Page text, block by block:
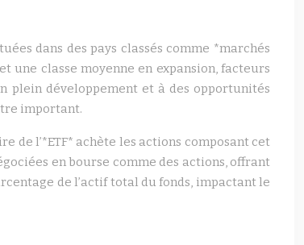
dans des pays classés comme *marchés
une classe moyenne en expansion, facteurs
plein développement et à des opportunités
important.
de l’*ETF* achète les actions composant cet
en bourse comme des actions, offrant
de l’actif total du fonds, impactant le